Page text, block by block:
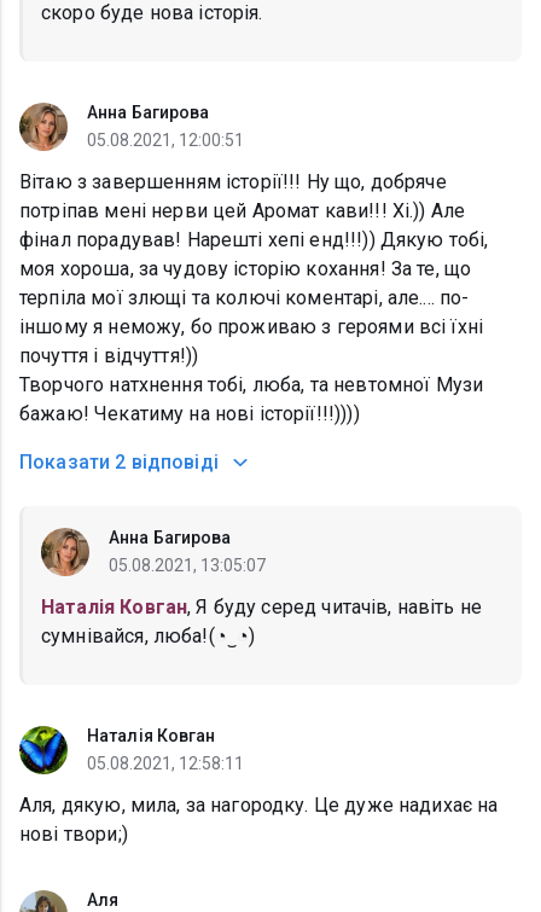
скоро буде нова історія.
Анна Багирова
05.08.2021, 12:00:51
Вітаю з завершенням історії!!! Ну що, добряче
потріпав мені нерви цей Аромат кави!!! Хі.)) Але
фінал порадував! Нарешті хепі енд!!!)) Дякую тобі,
моя хороша, за чудову історію кохання! За те, що
терпіла мої злющі та колючі коментарі, але.... по-
іншому я неможу, бо проживаю з героями всі їхні
почуття і відчуття!))
Творчого натхнення тобі, люба, та невтомної Музи
бажаю! Чекатиму на нові історії!!!))))
Показати 2 відповіді
Анна Багирова
05.08.2021, 13:05:07
Наталія Ковган, Я буду серед читачів, навіть не
сумнівайся, люба!(◔‿◔)
Наталія Ковган
05.08.2021, 12:58:11
Аля, дякую, мила, за нагородку. Це дуже надихає на
нові твори;)
Аля